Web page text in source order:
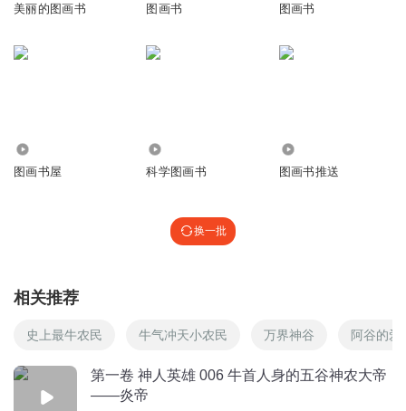
美丽的图画书 图画书 图画书
图画书屋 科学图画书 图画书推送
换一批
相关推荐
史上最牛农民 牛气冲天小农民 万界神谷 阿谷的爱
第一卷 神人英雄 006 牛首人身的五谷神农大帝
——炎帝